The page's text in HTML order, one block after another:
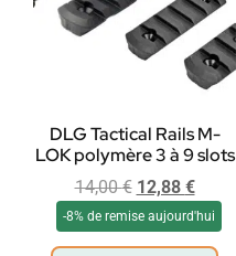
DLG Tactical Rails M-
LOK polymère 3 à 9 slots
14,00€ 12,88 €
-8% de remise aujourd'hui